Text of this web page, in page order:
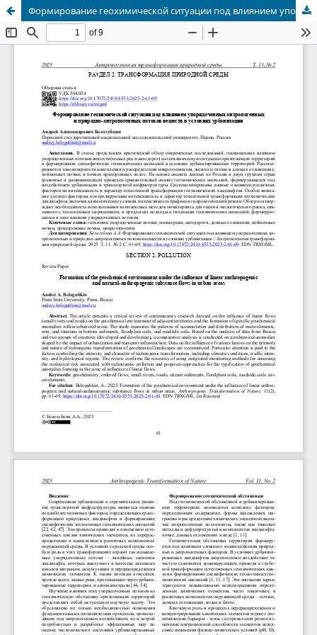
Формирование геохимической ситуации под влиянием упорядоченных антропогенных и природно-антропогенных потоков веществ в условиях урбанизации